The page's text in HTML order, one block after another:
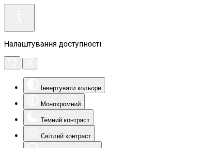
Налаштування доступності
Інвертувати кольори
Монохромний
Темний контраст
Світлий контраст